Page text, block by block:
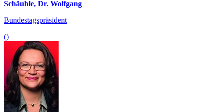
Schäuble, Dr. Wolfgang
Bundestagspräsident
()